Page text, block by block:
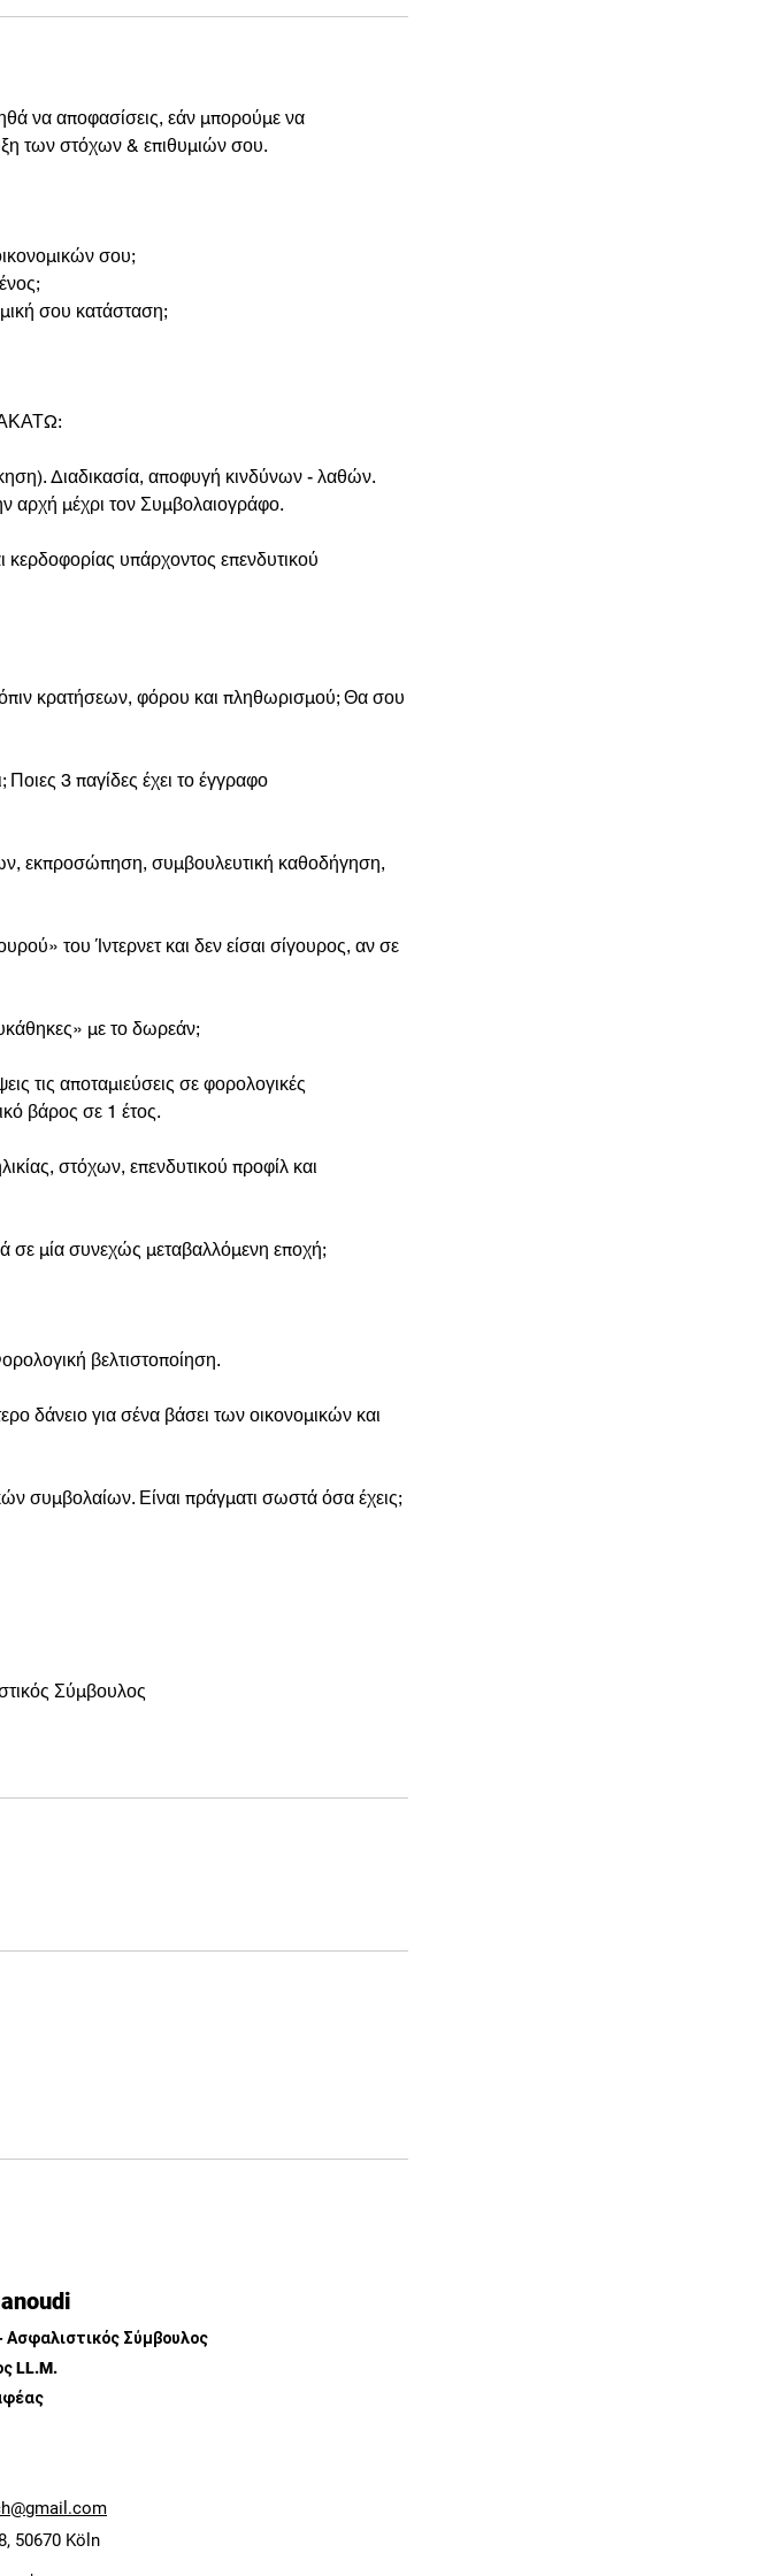
να αποφασίσεις, εάν μπορούμε να
των στόχων & επιθυμιών σου.
σου;
σου κατάσταση;
Διαδικασία, αποφυγή κινδύνων - λαθών.
αρχή μέχρι τον Συμβολαιογράφο.
υπάρχοντος επενδυτικού
κρατήσεων, φόρου και πληθωρισμού; Θα σου
3 παγίδες έχει το έγγραφο
εκπροσώπηση, συμβουλευτική καθοδήγηση,
του Ίντερνετ και δεν είσαι σίγουρος, αν σε
με το δωρεάν;
τις αποταμιεύσεις σε φορολογικές
βάρος σε 1 έτος.
στόχων, επενδυτικού προφίλ και
σε μία συνεχώς μεταβαλλόμενη εποχή;
βελτιστοποίηση.
δάνειο για σένα βάσει των οικονομικών και
συμβολαίων. Είναι πράγματι σωστά όσα έχεις;
Σύμβουλος
Ασφαλιστικός Σύμβουλος
LL.M.
50670 Köln